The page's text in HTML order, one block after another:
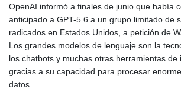
OpenAI informó a finales de junio que había
anticipado a GPT-5.6 a un grupo limitado de
radicados en Estados Unidos, a petición de
Los grandes modelos de lenguaje son la
los chatbots y muchas otras herramientas de
gracias a su capacidad para procesar
datos.